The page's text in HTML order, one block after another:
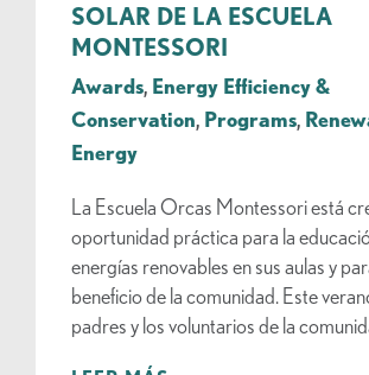
SOLAR DE LA ESCUELA
MONTESSORI
Awards Energy Efficiency &
Conservation Programs
Energy
La Escuela Orcas Montessori está
oportunidad práctica para la
energías renovables en sus aulas y
beneficio de la comunidad. Este
padres y los voluntarios de la